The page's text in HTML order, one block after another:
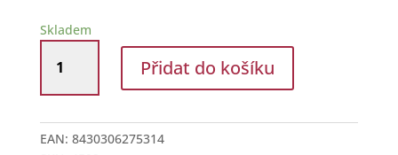
Skladem
dóza
Mňau
množství
Přidat do košíku
EAN: 8430306275314